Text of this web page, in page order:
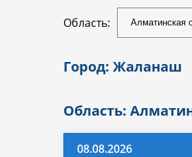
Область:
Город: Жаланаш
Область:
08.08.2026